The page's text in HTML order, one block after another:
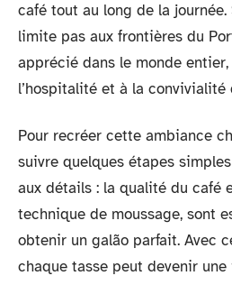
café tout au long de la
limite pas aux frontières du
apprécié dans le monde
l’hospitalité et à la convivialité
Pour recréer cette ambiance
suivre quelques étapes
aux détails : la qualité du café
technique de moussage, sont
obtenir un galão parfait. Avec
chaque tasse peut devenir